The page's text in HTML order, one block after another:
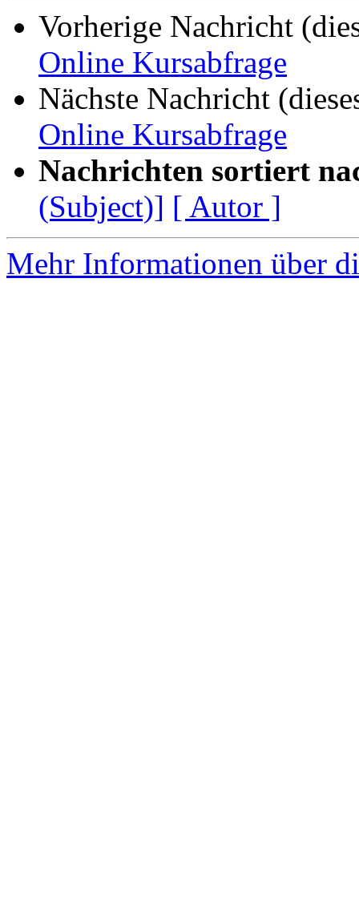
Vorherige Nachricht
Online Kursabfrage
Nächste Nachricht
Online Kursabfrage
Nachrichten sortiert
(Subject)] [ Autor ]
Mehr Informationen über